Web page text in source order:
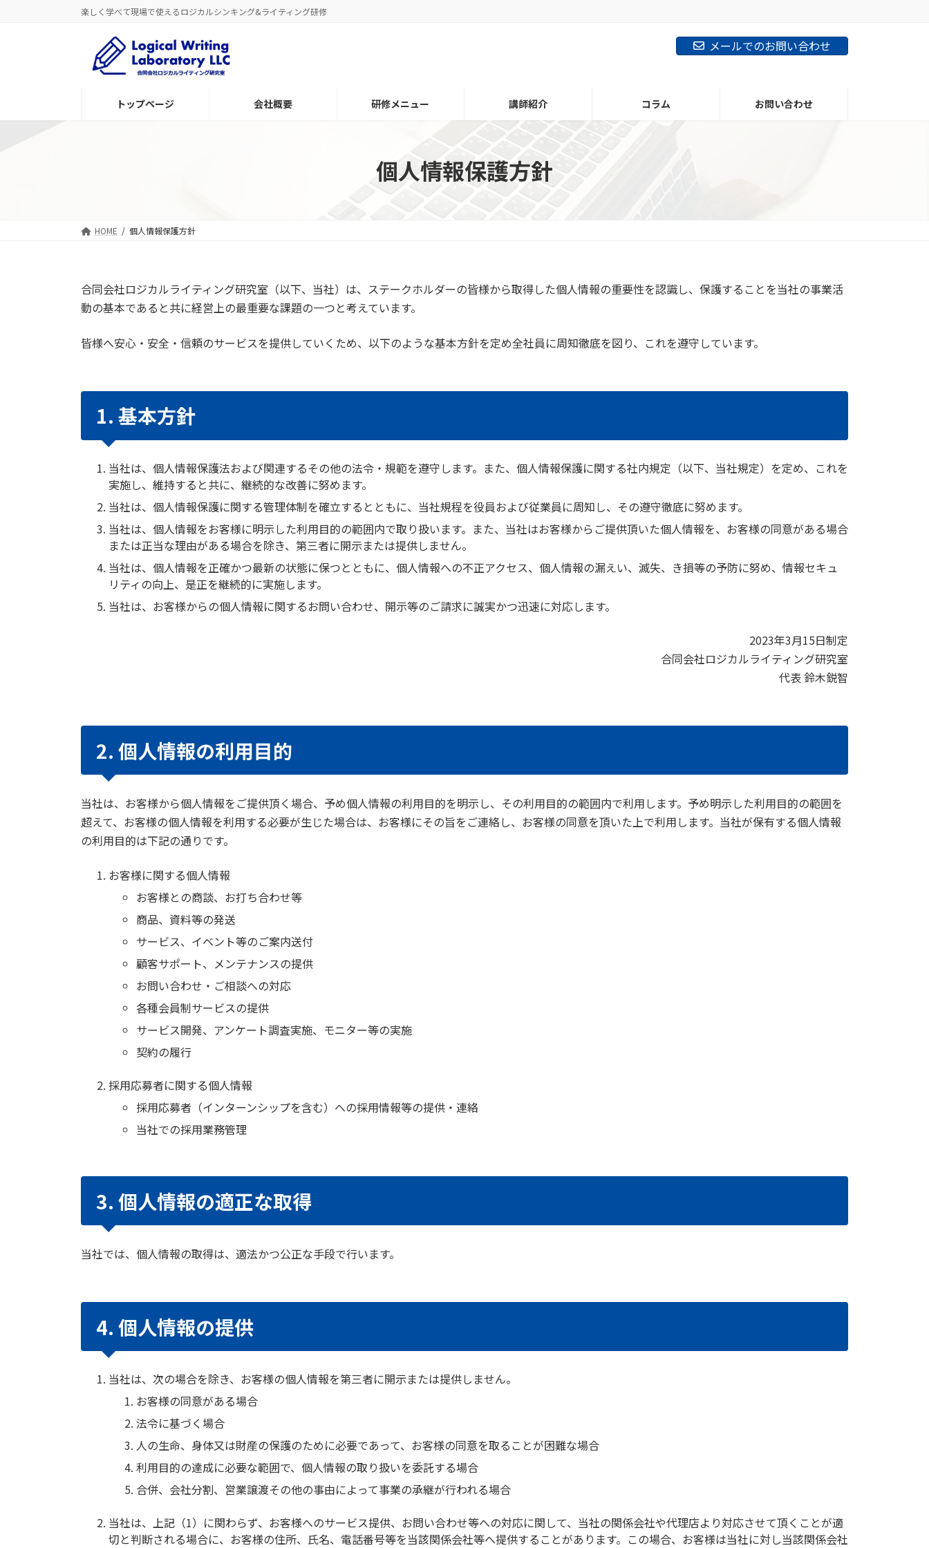
キ
に
楽しく学べて現場で使えるロジカルシンキング&ライティング研修
メールでのお問い合わせ
トップページ 会社概要 研修メニュー 講師紹介 コラム お問い合わせ
個人情報保護方針
HOME 個人情報保護方針
合同会社ロジカルライティング研究室（以下、当社）は、ステークホルダーの皆様から取得した個人情報の重要性を認識し、保護することを当社の事業活
動の基本であると共に経営上の最重要な課題の一つと考えています。
皆様へ安心・安全・信頼のサービスを提供していくため、以下のような基本方針を定め全社員に周知徹底を図り、これを遵守しています。
1. 基本方針
当社は、個人情報保護法および関連するその他の法令・規範を遵守します。また、個人情報保護に関する社内規定（以下、当社規定）を定め、これを
実施し、維持すると共に、継続的な改善に努めます。
当社は、個人情報保護に関する管理体制を確立するとともに、当社規程を役員および従業員に周知し、その遵守徹底に努めます。
当社は、個人情報をお客様に明示した利用目的の範囲内で取り扱います。また、当社はお客様からご提供頂いた個人情報を、お客様の同意がある場合
または正当な理由がある場合を除き、第三者に開示または提供しません。
当社は、個人情報を正確かつ最新の状態に保つとともに、個人情報への不正アクセス、個人情報の漏えい、滅失、き損等の予防に努め、情報セキュ
リティの向上、是正を継続的に実施します。
当社は、お客様からの個人情報に関するお問い合わせ、開示等のご請求に誠実かつ迅速に対応します。
2023年3月15日制定
合同会社ロジカルライティング研究室
代表 鈴木鋭智
2. 個人情報の利用目的
当社は、お客様から個人情報をご提供頂く場合、予め個人情報の利用目的を明示し、その利用目的の範囲内で利用します。予め明示した利用目的の範囲を
超えて、お客様の個人情報を利用する必要が生じた場合は、お客様にその旨をご連絡し、お客様の同意を頂いた上で利用します。当社が保有する個人情報
の利用目的は下記の通りです。
お客様に関する個人情報
お客様との商談、お打ち合わせ等
商品、資料等の発送
サービス、イベント等のご案内送付
顧客サポート、メンテナンスの提供
お問い合わせ・ご相談への対応
各種会員制サービスの提供
サービス開発、アンケート調査実施、モニター等の実施
契約の履行
採用応募者に関する個人情報
採用応募者（インターンシップを含む）への採用情報等の提供・連絡
当社での採用業務管理
3. 個人情報の適正な取得
当社では、個人情報の取得は、適法かつ公正な手段で行います。
4. 個人情報の提供
当社は、次の場合を除き、お客様の個人情報を第三者に開示または提供しません。
お客様の同意がある場合
法令に基づく場合
人の生命、身体又は財産の保護のために必要であって、お客様の同意を取ることが困難な場合
利用目的の達成に必要な範囲で、個人情報の取り扱いを委託する場合
合併、会社分割、営業譲渡その他の事由によって事業の承継が行われる場合
当社は、上記（1）に関わらず、お客様へのサービス提供、お問い合わせ等への対応に関して、当社の関係会社や代理店より対応させて頂くことが適
切と判断される場合に、お客様の住所、氏名、電話番号等を当該関係会社等へ提供することがあります。この場合、お客様は当社に対し当該関係会社